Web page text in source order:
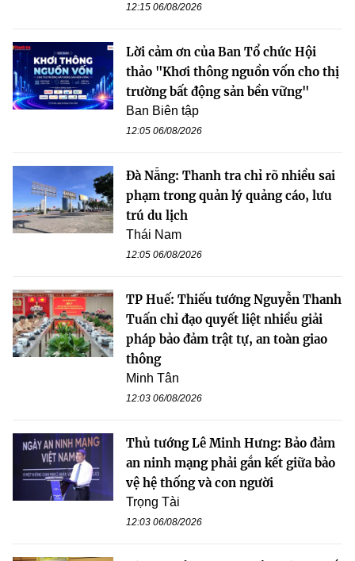
12:15 06/08/2026
Lời cảm ơn của Ban Tổ chức Hội
thảo "Khơi thông nguồn vốn cho thị
trường bất động sản bền vững"
Ban Biên tập
12:05 06/08/2026
Đà Nẵng: Thanh tra chỉ rõ nhiều sai
phạm trong quản lý quảng cáo, lưu
trú du lịch
Thái Nam
12:05 06/08/2026
TP Huế: Thiếu tướng Nguyễn Thanh
Tuấn chỉ đạo quyết liệt nhiều giải
pháp bảo đảm trật tự, an toàn giao
thông
Minh Tân
12:03 06/08/2026
Thủ tướng Lê Minh Hưng: Bảo đảm
an ninh mạng phải gắn kết giữa bảo
vệ hệ thống và con người
Trọng Tài
12:03 06/08/2026